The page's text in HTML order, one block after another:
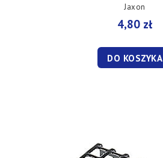
Jaxon
4,80 zł
DO KOSZYKA